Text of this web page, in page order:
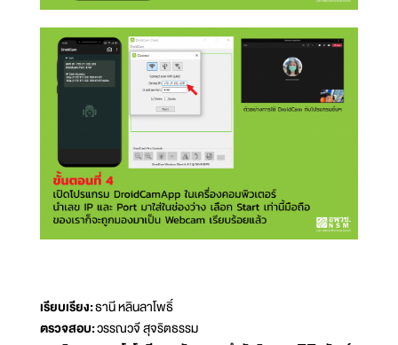
เรียบเรียง:ธานี หลินลาโพธิ์
ตรวจสอบ:วรรณวจี สุจริตธรรม